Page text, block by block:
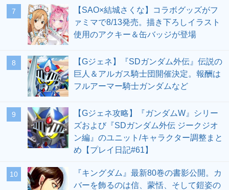
7
【SAO×結城さくな】コラボグッズがフ
ァミマで8/13発売。描き下ろしイラスト
使用のアクキー＆缶バッジが登場
8
【Gジェネ】『SDガンダム外伝』伝説の
巨人＆アルガス騎士団開催決定。報酬は
フルアーマー騎士ガンダムなど
9
【Gジェネ攻略】『ガンダムW』シリー
ズおよび『SDガンダム外伝 ジークジオ
ン編』のユニット/キャラクター調整まと
め【プレイ日記#61】
10
『キングダム』最新80巻の書影公開。カ
バーを飾るのは信、蒙恬、そして鎧姿の